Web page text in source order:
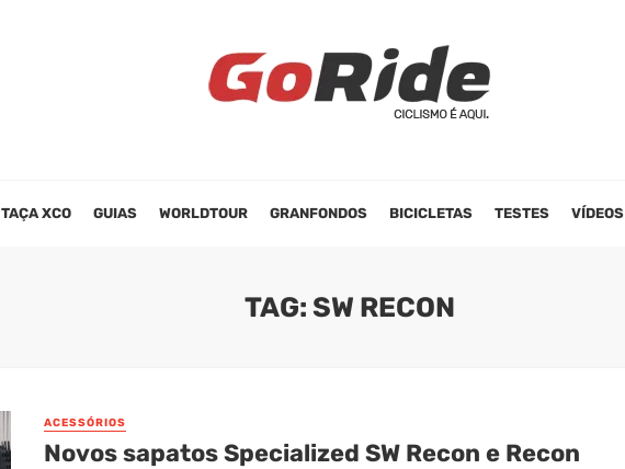
TAÇA XCO GUIAS WORLDTOUR GRANFONDOS BICICLETAS TESTES VÍDEOS
TAG: SW RECON
ACESSÓRIOS
Novos sapatos Specialized SW Recon e Recon